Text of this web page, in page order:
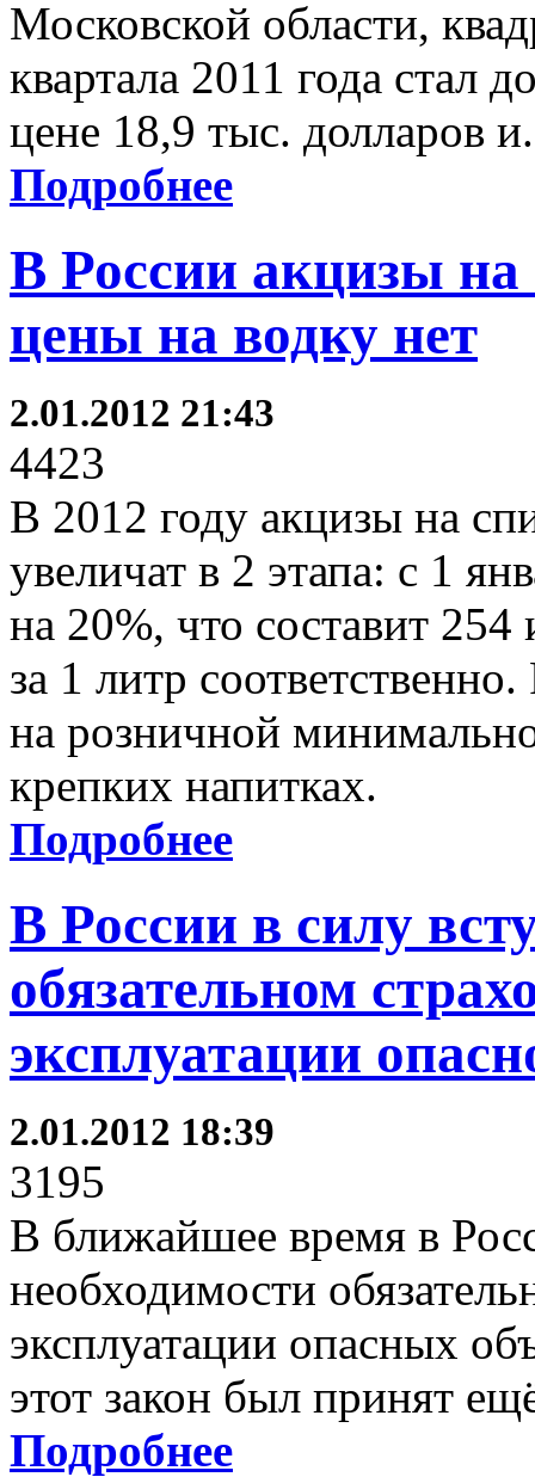
Московской области,
квартала 2011 года стал
цене 18,9 тыс. долларов и.
Подробнее
В России акцизы
цены на водку нет
2.01.2012 21:43
4423
В 2012 году акцизы на
увеличат в 2 этапа: с 1
на 20%, что составит 254
за 1 литр
на розничной
крепких напитках.
Подробнее
В России в силу
обязательном
эксплуатации
2.01.2012 18:39
3195
В ближайшее время в
необходимости
эксплуатации опасных
этот закон был принят
Подробнее